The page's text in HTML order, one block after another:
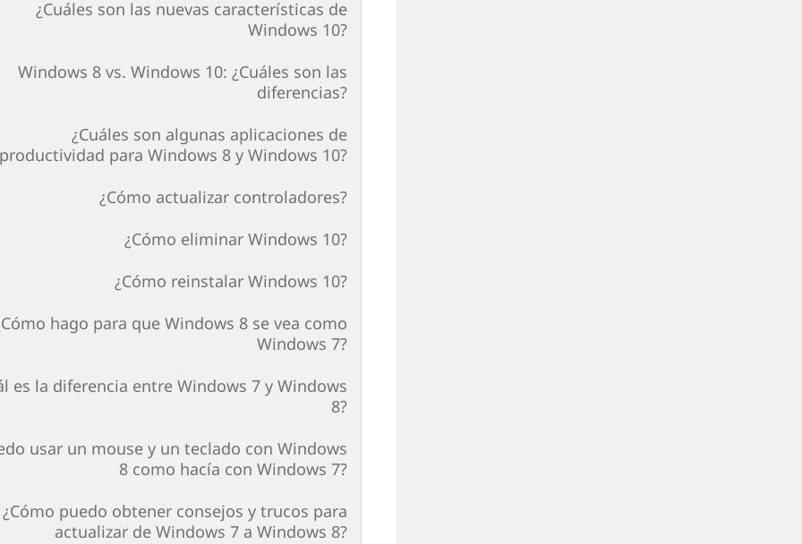
¿Cuáles son las nuevas características de
Windows 10?
Windows 8 vs. Windows 10: ¿Cuáles son las
diferencias?
¿Cuáles son algunas aplicaciones de
productividad para Windows 8 y Windows 10?
¿Cómo actualizar controladores?
¿Cómo eliminar Windows 10?
¿Cómo reinstalar Windows 10?
hago para que Windows 8 se vea como
Windows 7?
es la diferencia entre Windows 7 y Windows
8?
usar un mouse y un teclado con Windows
8 como hacía con Windows 7?
¿Cómo puedo obtener consejos y trucos para
actualizar de Windows 7 a Windows 8?